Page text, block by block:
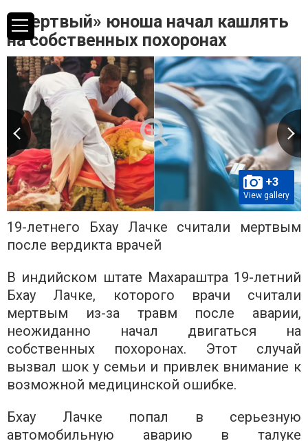
«Мертвый» юноша начал кашлять
на собственных похоронах
+3
View gallery
19-летнего Бхау Лачке считали мертвым
после вердикта врачей
В индийском штате Махараштра 19-летний
Бхау Лачке, которого врачи считали
мертвым из-за травм после аварии,
неожиданно начал двигаться на
собственных похоронах. Этот случай
вызвал шок у семьи и привлек внимание к
возможной медицинской ошибке.
Бхау Лачке попал в серьезную
автомобильную аварию в талуке